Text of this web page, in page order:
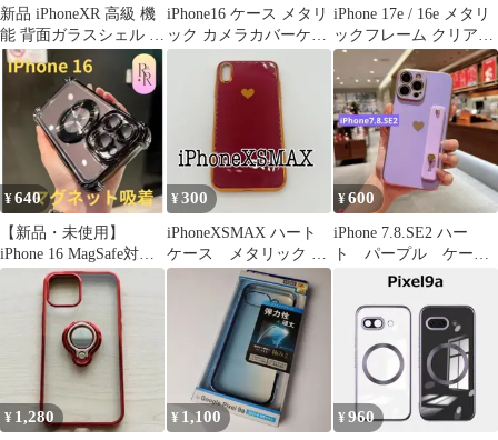
新品 iPhoneXR 高級 機
能 背面ガラスシェル 保
護 ケース 赤 レッド
iPhone16 ケース メタリ
ック カメラカバーケー
ス 【Color】ブルー
iPhone 17e / 16e メタリ
ックフレーム クリアケ
ース MagSafe対応
¥640
【新品・未使用】
iPhone 16 MagSafe対応
スマホケース
¥300
iPhoneXSMAX ハート
ケース メタリック フ
レーム ワイン
¥600
iPhone 7.8.SE2 ハー
ト パープル ケース
ホルダーリストバンド
¥ 1,280 ¥ 1,100 ¥960